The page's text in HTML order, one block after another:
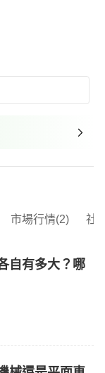
市場行情(2) 社
自有多大？哪